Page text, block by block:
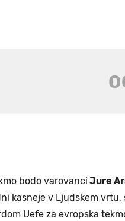
bodo varovanci Jure
kasneje v Ljudskem
Uefe za evropska